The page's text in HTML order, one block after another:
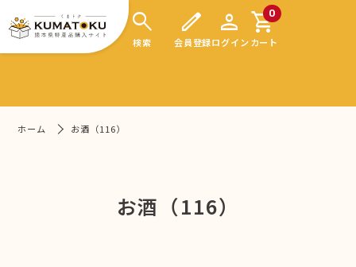
search
検索
edit
会員登録
person
ログイン
0
shopping_cart
カート
ホーム お酒（116）
お酒（116）